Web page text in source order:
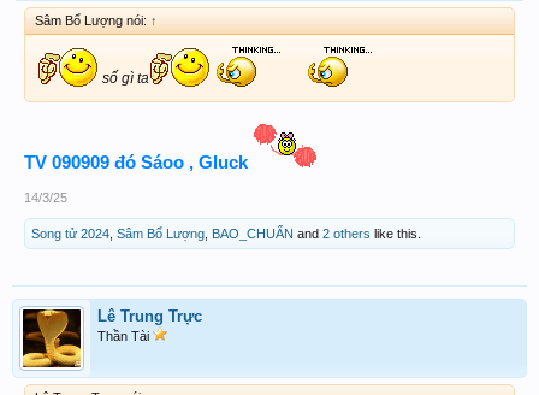
Sâm Bổ Lượng nói: ↑
số gì ta
TV 090909 đó Sáoo , Gluck
14/3/25
Song tử 2024 Sâm Bổ Lượng BAO_CHUẨN and 2 others like this.
Lê Trung Trực
Thần Tài